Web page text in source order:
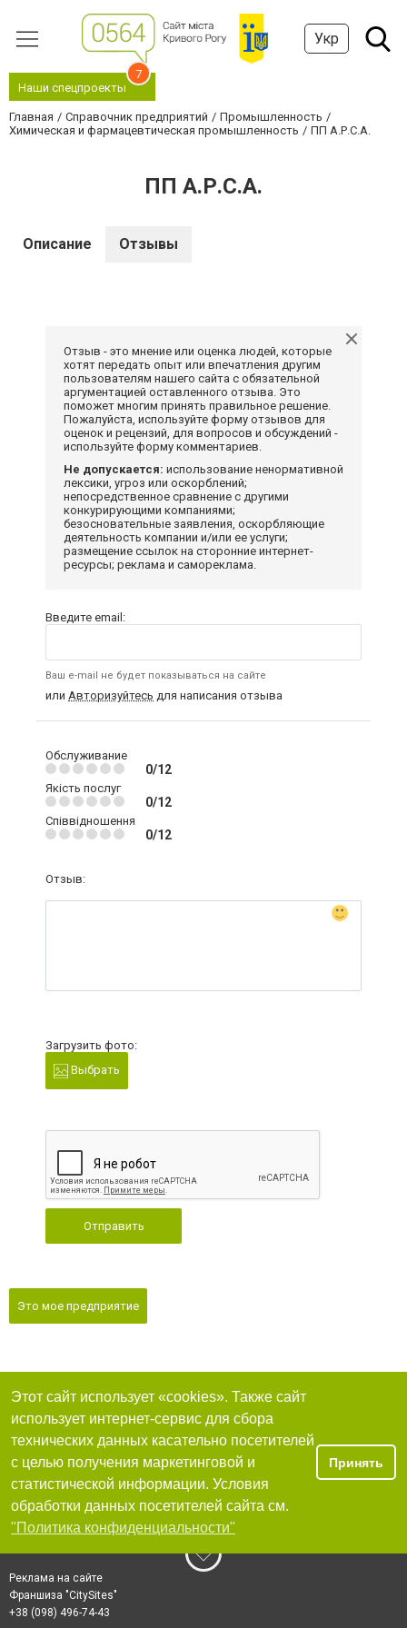
Укр
Наши спецпроекты
7
Главная Справочник предприятий
Промышленность
Химическая и фармацевтическая промышленность
ПП А.Р.С.А.
ПП А.Р.С.А.
Описание Отзывы
Отзыв - это мнение или оценка людей, которые
хотят передать опыт или впечатления другим
пользователям нашего сайта с обязательной
аргументацией оставленного отзыва. Это
поможет многим принять правильное решение.
Пожалуйста, используйте форму отзывов для
оценок и рецензий, для вопросов и обсуждений -
используйте форму комментариев.
Не допускается: использование ненормативной
лексики, угроз или оскорблений;
непосредственное сравнение с другими
конкурирующими компаниями;
безосновательные заявления, оскорбляющие
деятельность компании и/или ее услуги;
размещение ссылок на сторонние интернет-
ресурсы; реклама и самореклама.
Введите email:
Ваш e-mail не будет показываться на сайте
или Авторизуйтесь для написания отзыва
Обслуживание
0/12
Якість послуг
0/12
Співвідношення
0/12
Отзыв:
Загрузить фото:
Выбрать
Отправить
Это мое предприятие
Этот сайт использует «cookies». Также сайт
использует интернет-сервис для сбора
технических данных касательно посетителей
с целью получения маркетинговой и
статистической информации. Условия
обработки данных посетителей сайта см.
"Политика конфиденциальности"
Принять
Реклама на сайте
Франшиза "CitySites"
+38 (098) 496-74-43